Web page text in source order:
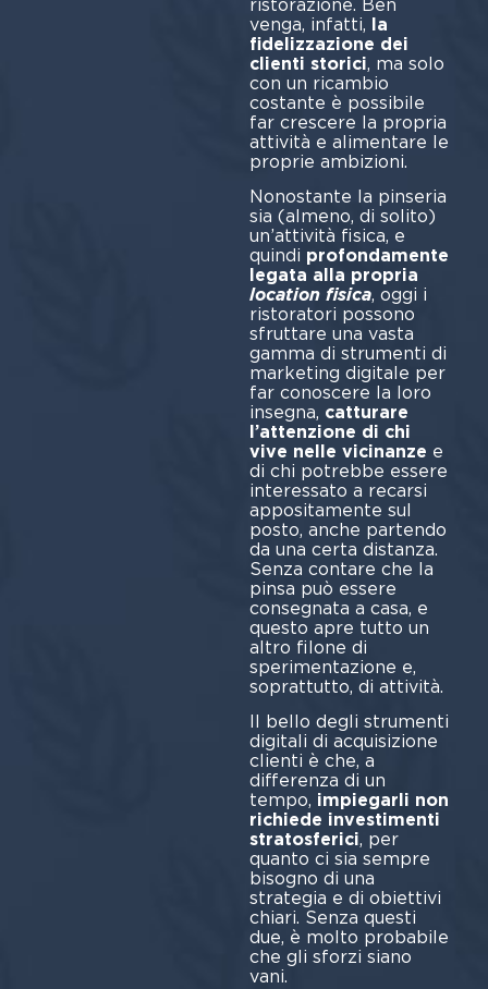
ristorazione. Ben
venga, infatti, la
fidelizzazione dei
clienti storici, ma solo
con un ricambio
costante è possibile
far crescere la propria
attività e alimentare le
proprie ambizioni.
Nonostante la pinseria
sia (almeno, di solito)
un’attività fisica, e
quindi profondamente
legata alla propria
location fisica, oggi i
ristoratori possono
sfruttare una vasta
gamma di strumenti di
marketing digitale per
far conoscere la loro
insegna, catturare
l’attenzione di chi
vive nelle vicinanze e
di chi potrebbe essere
interessato a recarsi
appositamente sul
posto, anche partendo
da una certa distanza.
Senza contare che la
pinsa può essere
consegnata a casa, e
questo apre tutto un
altro filone di
sperimentazione e,
soprattutto, di attività.
Il bello degli strumenti
digitali di acquisizione
clienti è che, a
differenza di un
tempo, impiegarli non
richiede investimenti
stratosferici, per
quanto ci sia sempre
bisogno di una
strategia e di obiettivi
chiari. Senza questi
due, è molto probabile
che gli sforzi siano
vani.